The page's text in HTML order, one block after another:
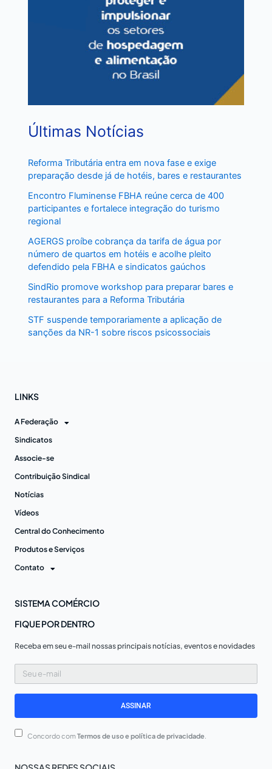
Últimas Notícias
Reforma Tributária entra em nova fase e exige
preparação desde já de hotéis, bares e restaurantes
Encontro Fluminense FBHA reúne cerca de 400
participantes e fortalece integração do turismo
regional
AGERGS proíbe cobrança da tarifa de água por
número de quartos em hotéis e acolhe pleito
defendido pela FBHA e sindicatos gaúchos
SindRio promove workshop para preparar bares e
restaurantes para a Reforma Tributária
STF suspende temporariamente a aplicação de
sanções da NR-1 sobre riscos psicossociais
LINKS
A Federação
Sindicatos
Associe-se
Contribuição Sindical
Notícias
Vídeos
Central do Conhecimento
Produtos e Serviços
Contato
SISTEMA COMÉRCIO
FIQUE POR DENTRO
Receba em seu e-mail nossas principais notícias, eventos e novidades
Seu
e-
ASSINAR
Concordo comTermos de uso e política de privacidade